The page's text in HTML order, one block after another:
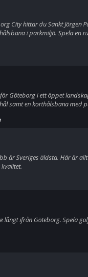
City hittar du Sankt Jörgen
i parkmiljö. Spela en
Göteborg i ett öppet
samt en korthålsbana med
är Sveriges äldsta. Här är
långt ifrån Göteborg. Spela